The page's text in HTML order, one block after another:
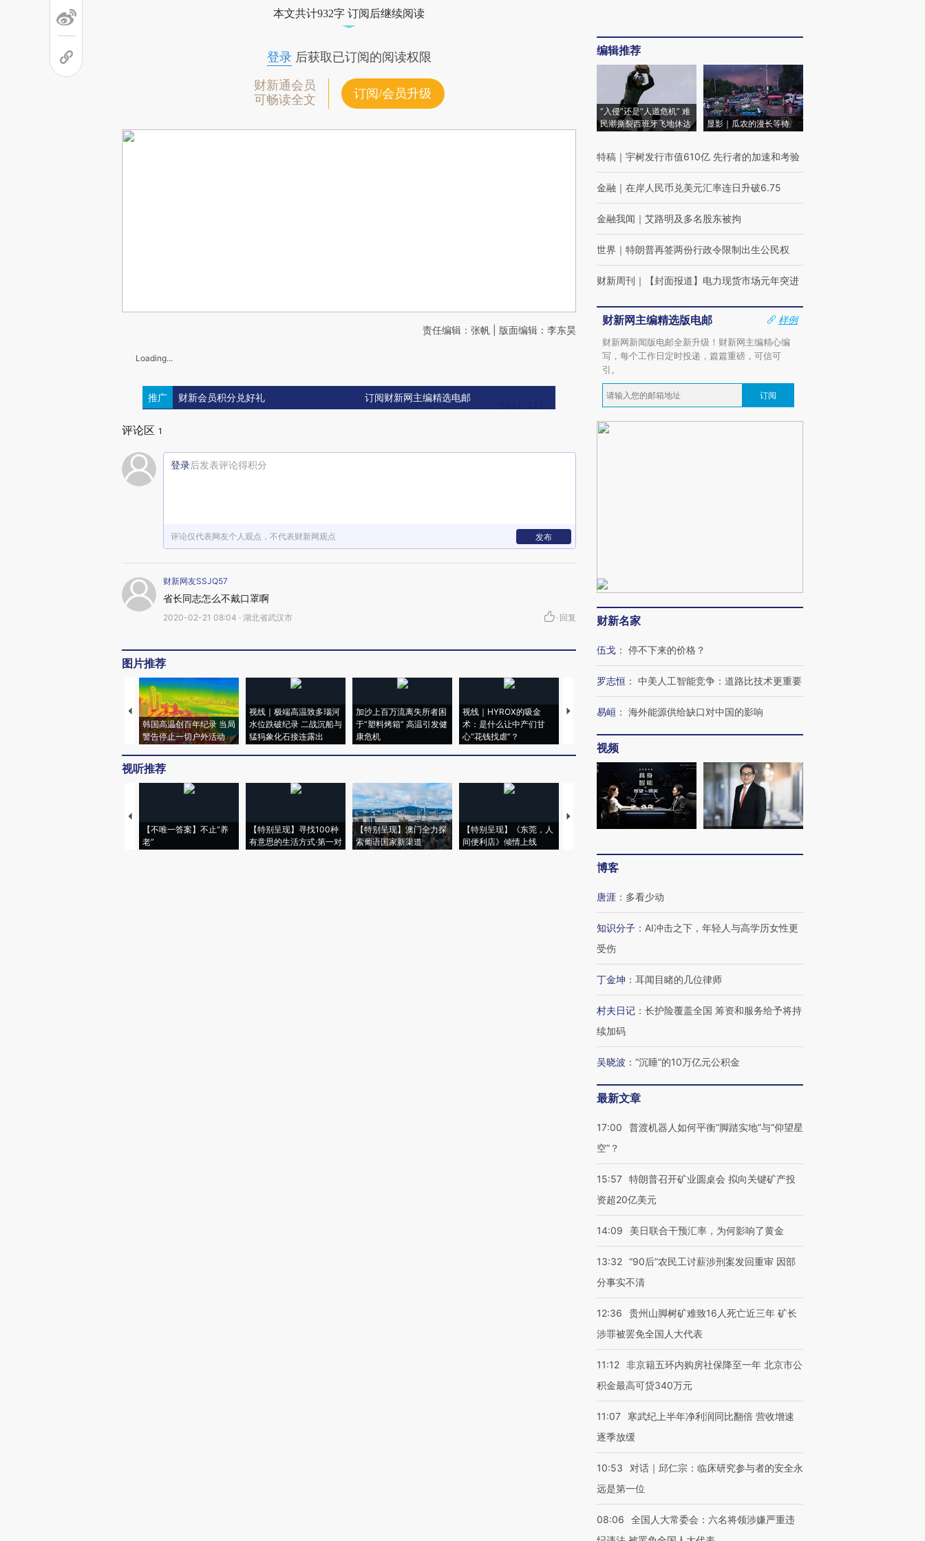
本文共计932字 订阅后继续阅读
登录后获取已订阅的阅读权限
财新通会员
可畅读全文
订阅/会员升级
责任编辑：张帆 | 版面编辑：李东昊
Loading...
推广 财新会员积分兑好礼 订阅财新网主编精选电邮
评论区 1
登录后发表评论得积分
评论仅代表网友个人观点，不代表财新网观点 发布
财新网友SSJQ57
省长同志怎么不戴口罩啊
2020-02-21 08:04 · 湖北省武汉市 · 回复
图片推荐
韩国高温创百年纪录 当局
警告停止一切户外活动
视线｜极端高温致多瑙河
水位跌破纪录 二战沉船与
猛犸象化石接连露出
加沙上百万流离失所者困
于“塑料烤箱” 高温引发健
康危机
视线｜HYROX的吸金
术：是什么让中产们甘
心“花钱找虐”？
马航飞行员跨国走私7万
视线｜被称为“蟑螂”的印
育部长拱下台
飞地休达
视听推荐
【不唯一答案】不止“养
老”
【特别呈现】寻找100种
有意思的生活方式·第一对
【特别呈现】澳门全力探
索葡语国家新渠道
【特别呈现】《东莞，人
间便利店》倾情上线
【推广】走进第四届链博
会，让数智科技“链”接产
【特别呈现】寻找100种
【商旅对话】华住集团
CFO：不靠规模取胜，华
编辑推荐
“入侵”还是“人道危机” 难
民潮撕裂西班牙飞地休达
显影｜瓜农的漫长等待
特稿 ｜ 宇树发行市值610亿 先行者的加速和考验
金融 ｜ 在岸人民币兑美元汇率连日升破6.75
金融我闻 ｜ 艾路明及多名股东被拘
世界 ｜ 特朗普再签两份行政令限制出生公民权
财新周刊 ｜ 【封面报道】电力现货市场元年突进
财新网主编精选版电邮
样例
财新网新闻版电邮全新升级！财新网主编精心编
写，每个工作日定时投递，篇篇重磅，可信可
引。
订阅
财新名家
伍戈 ： 停不下来的价格？
罗志恒 ： 中美人工智能竞争：道路比技术更重要
易峘 ： 海外能源供给缺口对中国的影响
视频
博客
唐涯 ： 多看少动
知识分子 ： AI冲击之下，年轻人与高学历女性更
受伤
丁金坤 ： 耳闻目睹的几位律师
村夫日记 ： 长护险覆盖全国 筹资和服务给予将持
续加码
吴晓波 ： “沉睡”的10万亿元公积金
最新文章
17:00
普渡机器人如何平衡“脚踏实地”与“仰望星
空”？
15:57 特朗普召开矿业圆桌会 拟向关键矿产投
资超20亿美元
14:09 美日联合干预汇率，为何影响了黄金
13:32 “90后”农民工讨薪涉刑案发回重审 因部
分事实不清
12:36
贵州山脚树矿难致16人死亡近三年 矿长
涉罪被罢免全国人大代表
11:12 非京籍五环内购房社保降至一年 北京市公
积金最高可贷340万元
11:07
寒武纪上半年净利润同比翻倍 营收增速
逐季放缓
10:53
对话｜邱仁宗：临床研究参与者的安全永
远是第一位
08:06
全国人大常委会：六名将领涉嫌严重违